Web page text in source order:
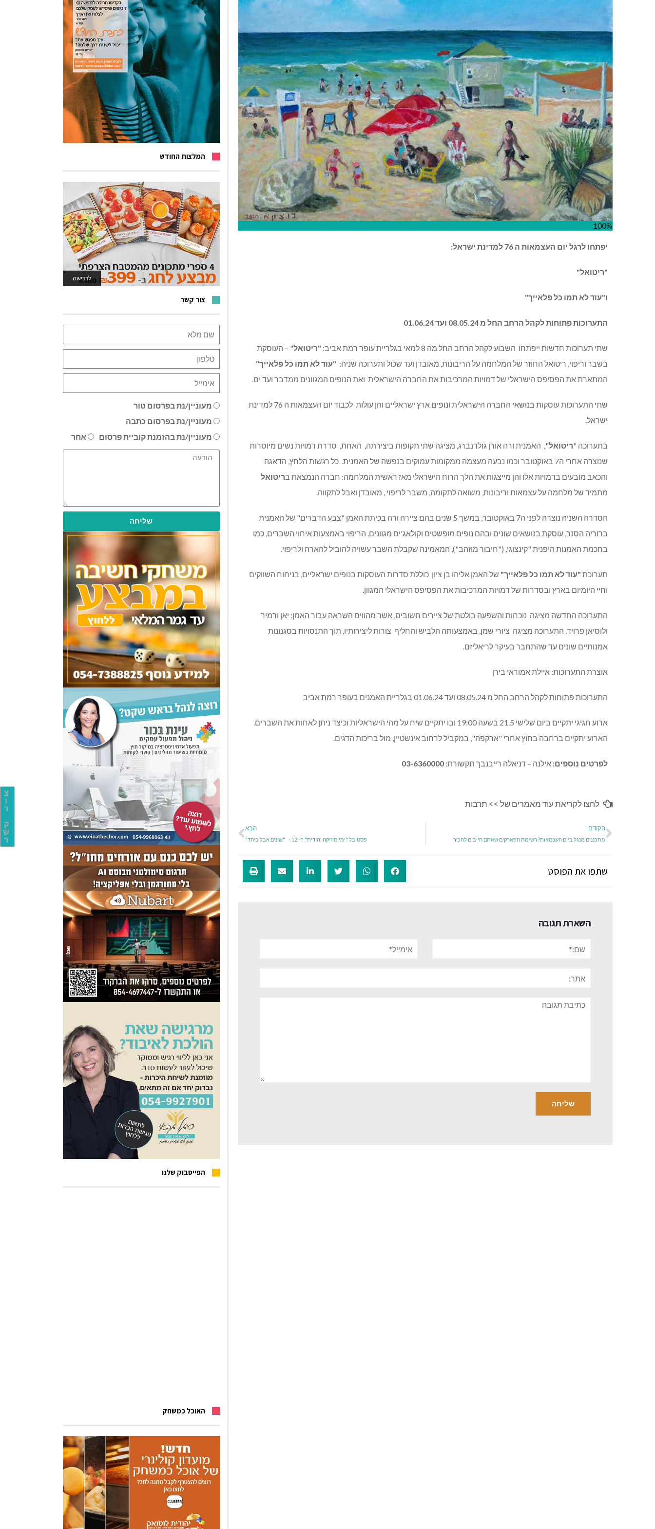
צ
ו
ר
ק
ש
ר
100%
יפתחו לרגל יום העצמאות ה 76 למדינת ישראל:
"ריטואל"
ו"עוד לא תמו כל פלאייך"
התערוכות פתוחות לקהל הרחב החל מ 08.05.24 ועד 01.06.24
שתי תערוכות חדשות ייפתחו השבוע לקהל הרחב החל מה 8 למאי בגלריית עופר רמת אביב: "ריטואל" – העוסקת
בשבר וריפוי, ריטואל החוזר של המלחמה על הריבונות, מאובדן ועד שכול ותערוכה שניה: "עוד לא תמו כל פלאייך"
המתארת את הפסיפס הישראלי של דמויות המרכיבות את החברה הישראלית ואת הנופים המגוונים ממדבר ועד ים.
שתי התערוכות עוסקות בנושאי החברה הישראלית ונופים ארץ ישראליים והן עולות
לכבוד יום העצמאות ה 76 למדינת
ישראל.
בתערוכה "ריטואל", האמנית ורה אורן גולדנברג, מציגה שתי תקופות ביצירתה, האחת, סדרת דמויות נשים מיוסרות
שנוצרה אחרי ה7 באוקטובר וכמו נבעה מעצמה ממקומות עמוקים בנפשה של האמנית.
כל רגשות הלחץ, הדאגה
והכאב מובעים בדמויות אלו והן מייצגות את הלך הרוח הישראלי מאז ראשית המלחמה: חברה הנמצאת בריטואל
מתמיד של מלחמה על עצמאות וריבונות, משואה לתקומה, משבר לריפוי , מאובדן ואבל לתקווה.
הסדרה השניה נוצרה לפני ה7 באוקטובר, במשך 5 שנים בהם ציירה ורה בכיתת האמן "צבע הדברים" של האמנית
ברוריה הסנר, עוסקת בנושאים שונים ובהם נופים מופשטים וקולאג'ים מגוונים. הריפוי באמצעות איחוי השברים, כמו
בחכמת האמנות היפנית "קינצוגי, ("חיבור מוזהב"), המאמינה שקבלת השבר עשויה להוביל להארה ולריפוי.
תערוכת "עוד לא תמו כל פלאייך" של האמן אליהו בן ציון כוללת סדרות העוסקות בנופים ישראליים, בניחוח השווקים
וחיי היומיום בארץ ובסדרות של דמויות המרכיבות את הפסיפס הישראלי המגוון.
התערוכה החדשה מציגה נוכחות והשפעה בולטת של ציירים חשובים, אשר מהווים השראה עבור האמן: יאן ורמיר
ולוסיאן פרויד. התערוכה מציגה ציורי שמן, באמצעותה הלביש והחליף צורות ליצירותיו, תוך התנסויות בסגנונות
אמנותיים שונים עד שהתחבר בעיקר לריאליזם.
אוצרת התערוכות: איילת אמוראי בירן
התערוכות פתוחות לקהל הרחב החל מ 08.05.24 ועד 01.06.24 בגלריית האמנים בעופר רמת אביב
ארוע חגיגי יתקיים ביום שלישי 21.5 בשעה 19:00 ובו יתקיים שיח על מהי הישראליות וכיצד ניתן לאחות את השברים.
הארוע יתקיים ברחבה בחוץ אחרי "ארקפה", במקביל לרחוב אינשטיין, מול בריכות הדגים.
לפרטים נוספים: אילנה – דניאלה רייבנבך תקשורת: 03-6360000
לחצו לקריאת עוד מאמרים של >> תרבות
הקודם
מתכננים מנגל ביום העצמאות? רשימת הפארקים שאתם חייבים להכיר
הבא
פסטיבל "ימי מוזיקה יהודית" ה- 12 - "שונים אבל ביחד"
שתפו את הפוסט
השארת תגובה
תגובה
המלצות החודש
לרכישה
לאתר המשחקים
צור קשר
מעוניין/נת בפרסום טור
מעוניין/נת בפרסום כתבה
מעוניין/נת בהזמנת קוביית פרסום
אחר
שליחה
הפייסבוק שלנו
האוכל כמשחק